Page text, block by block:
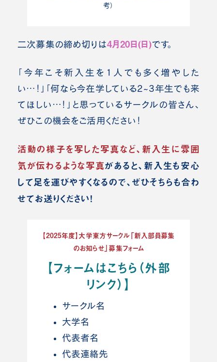
考）
二次募集の締め切りは4月20日(日)です。
「今年こそ新入生を1人でも多く増やした
い…！」「何なら今在学している2~3年生でも来
てほしい…！」と思っているサークルの皆さん、
ぜひこの機会をご活用ください！
活動の様子を写した写真など、新入生に雰囲
気が伝わるような写真があると、新入生も安心
して足を運びやすくなるので、ぜひそちらも合わ
せてお送りください！
【2025年度】大学東方サークル「新入部員募集
のお知らせ」募集フォーム
【フォームはこちら（外部
リンク）】
サークル名
大学名
代表者名
代表連絡先